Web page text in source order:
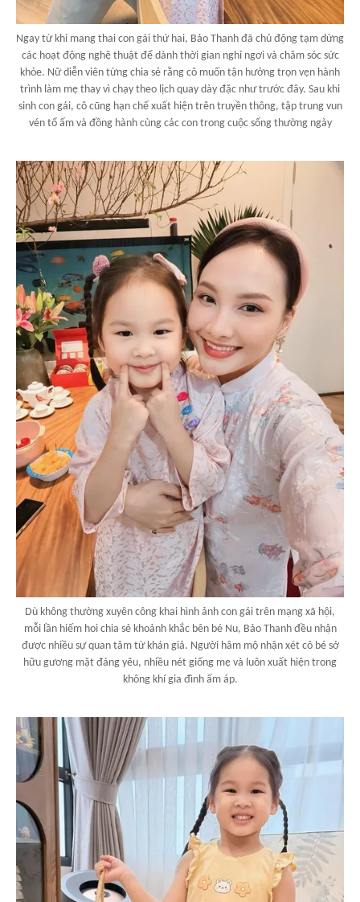
Ngay từ khi mang thai con gái thứ hai, Bảo Thanh đã chủ động tạm dừng
các hoạt động nghệ thuật để dành thời gian nghỉ ngơi và chăm sóc sức
khỏe. Nữ diễn viên từng chia sẻ rằng cô muốn tận hưởng trọn vẹn hành
trình làm mẹ thay vì chạy theo lịch quay dày đặc như trước đây. Sau khi
sinh con gái, cô cũng hạn chế xuất hiện trên truyền thông, tập trung vun
vén tổ ấm và đồng hành cùng các con trong cuộc sống thường ngày
Dù không thường xuyên công khai hình ảnh con gái trên mạng xã hội,
mỗi lần hiếm hoi chia sẻ khoảnh khắc bên bé Nu, Bảo Thanh đều nhận
được nhiều sự quan tâm từ khán giả. Người hâm mộ nhận xét cô bé sở
hữu gương mặt đáng yêu, nhiều nét giống mẹ và luôn xuất hiện trong
không khí gia đình ấm áp.